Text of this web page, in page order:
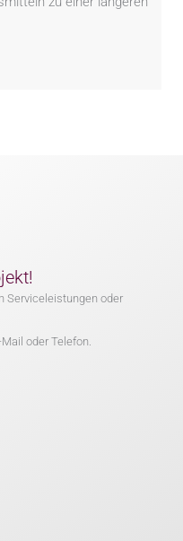
Serviceleistungen oder
oder Telefon.